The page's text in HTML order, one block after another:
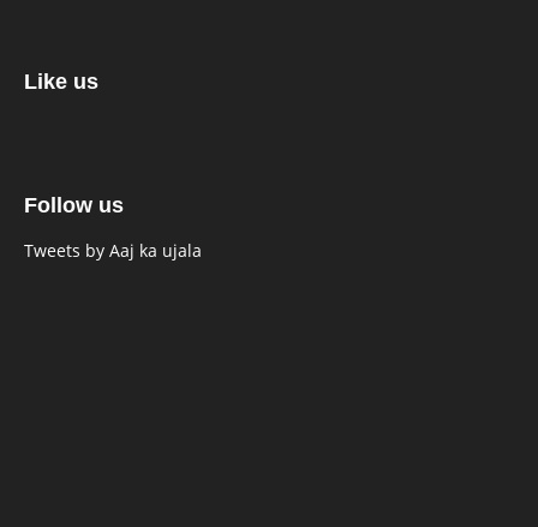
Like us
Follow us
Tweets by Aaj ka ujala